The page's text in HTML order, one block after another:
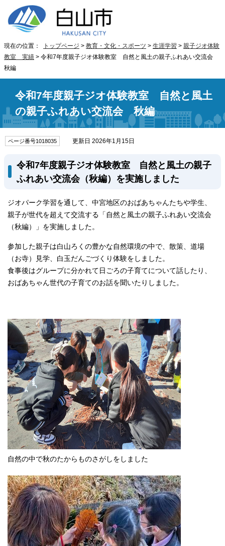
現在の位置： トップページ > 教育・文化・スポーツ > 生涯学習 > 親子ジオ体験
教室 実績 > 令和7年度親子ジオ体験教室 自然と風土の親子ふれあい交流会
秋編
令和7年度親子ジオ体験教室 自然と風土
の親子ふれあい交流会 秋編
ページ番号1018035 更新日 2026年1月15日
令和7年度親子ジオ体験教室 自然と風土の親子
ふれあい交流会（秋編）を実施しました
ジオパーク学習を通して、中宮地区のおばあちゃんたちや学生、
親子が世代を超えて交流する「自然と風土の親子ふれあい交流会
（秋編）」を実施しました。
参加した親子は白山ろくの豊かな自然環境の中で、散策、道場
（お寺）見学、白玉だんごづくり体験をしました。
食事後はグループに分かれて日ごろの子育てについて話したり、
おばあちゃん世代の子育てのお話を聞いたりしました。
自然の中で秋のたからものさがしをしました